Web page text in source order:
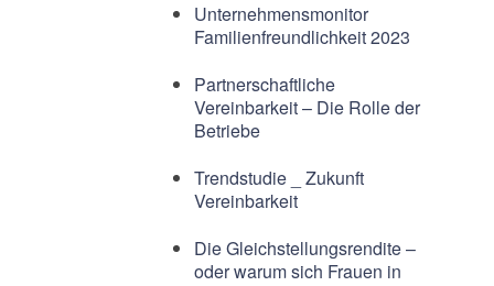
Unternehmensmonitor
Familienfreundlichkeit 2023
Partnerschaftliche
Vereinbarkeit – Die Rolle der
Betriebe
Trendstudie _ Zukunft
Vereinbarkeit
Die Gleichstellungsrendite –
oder warum sich Frauen in